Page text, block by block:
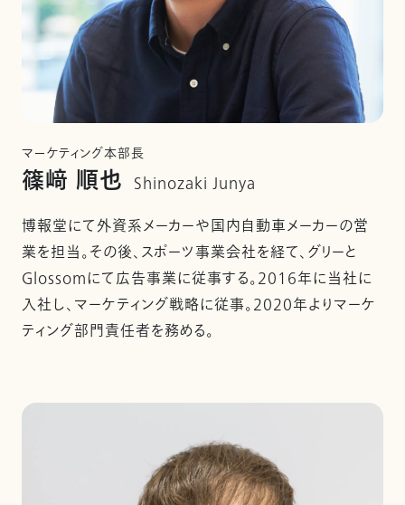
マーケティング本部長
篠﨑 順也
Shinozaki Junya
博報堂にて外資系メーカーや国内自動車メーカーの営
業を担当。その後、スポーツ事業会社を経て、グリーと
Glossomにて広告事業に従事する。2016年に当社に
入社し、マーケティング戦略に従事。2020年よりマーケ
ティング部門責任者を務める。